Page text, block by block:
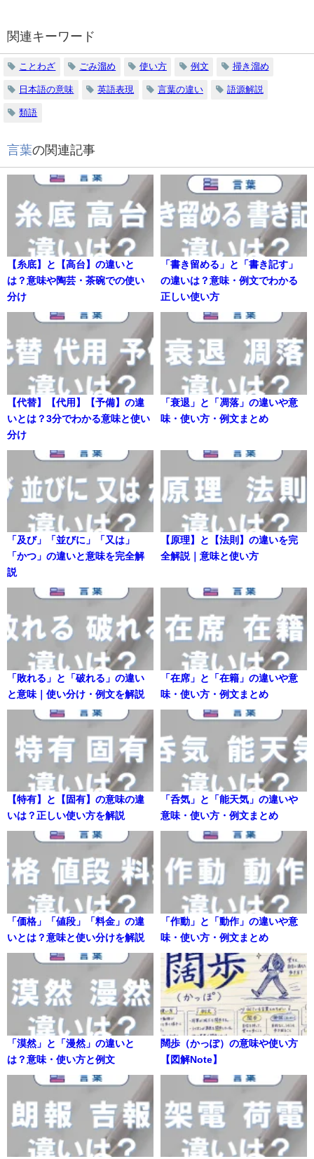
関連キーワード
ことわざ ごみ溜め 使い方 例文 掃き溜め
日本語の意味 英語表現 言葉の違い 語源解説
類語
言葉の関連記事
【糸底】と【高台】の違いと
は？意味や陶芸・茶碗での使い
分け
「書き留める」と「書き記す」
の違いは？意味・例文でわかる
正しい使い方
【代替】【代用】【予備】の違
いとは？3分でわかる意味と使い
分け
「衰退」と「凋落」の違いや意
味・使い方・例文まとめ
「及び」「並びに」「又は」
「かつ」の違いと意味を完全解
説
【原理】と【法則】の違いを完
全解説｜意味と使い方
「敗れる」と「破れる」の違い
と意味｜使い分け・例文を解説
「在席」と「在籍」の違いや意
味・使い方・例文まとめ
【特有】と【固有】の意味の違
いは？正しい使い方を解説
「呑気」と「能天気」の違いや
意味・使い方・例文まとめ
「価格」「値段」「料金」の違
いとは？意味と使い分けを解説
「作動」と「動作」の違いや意
味・使い方・例文まとめ
「漠然」と「漫然」の違いと
は？意味・使い方と例文
闊歩（かっぽ）の意味や使い方
【図解Note】